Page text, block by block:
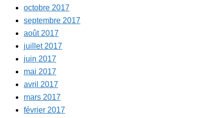
octobre 2017
septembre 2017
août 2017
juillet 2017
juin 2017
mai 2017
avril 2017
mars 2017
février 2017